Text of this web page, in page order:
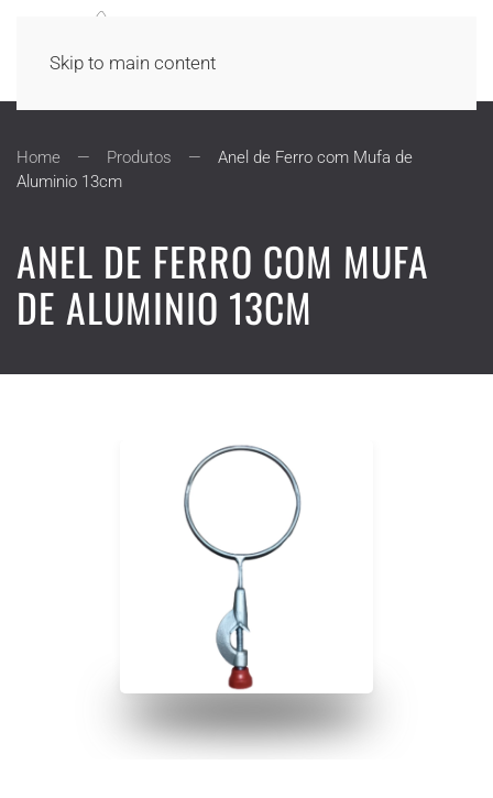
Skip to main content
Home Produtos
Anel de Ferro com Mufa de
Aluminio 13cm
ANEL DE FERRO COM MUFA
DE ALUMINIO 13CM